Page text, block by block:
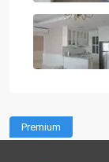
Premium